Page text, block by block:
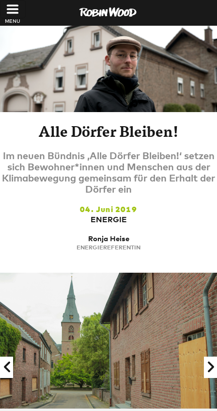
Direkt zum Inhalt
Alle Dörfer Bleiben!
Im neuen Bündnis ‚Alle Dörfer Bleiben!‘ setzen
sich Bewohner*innen und Menschen aus der
Klimabewegung gemeinsam für den Erhalt der
Dörfer ein
04. Juni 2019
ENERGIE
Ronja Heise
ENERGIEREFERENTIN